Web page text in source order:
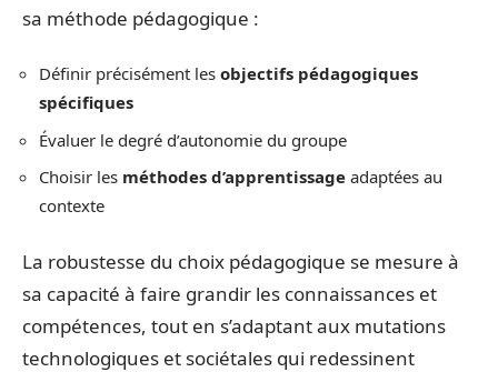
sa méthode pédagogique :
Définir précisément les objectifs pédagogiques
spécifiques
Évaluer le degré d’autonomie du groupe
Choisir les méthodes d’apprentissage adaptées au
contexte
La robustesse du choix pédagogique se mesure à
sa capacité à faire grandir les connaissances et
compétences, tout en s’adaptant aux mutations
technologiques et sociétales qui redessinent